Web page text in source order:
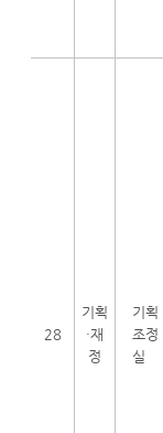
28
기획
·재
정
기획
조정
실